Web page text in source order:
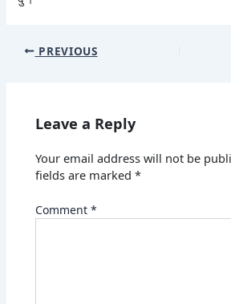
PREVIOUS
Leave a Reply
Your email address will not be
fields are marked*
Comment*